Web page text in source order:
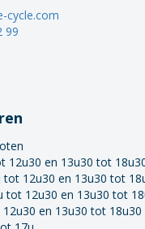
cycle.com
99
12u30 en 13u30 tot
tot 12u30 en 13u30 tot
tot 12u30 en 13u30 tot
en 13u30 tot 18u30